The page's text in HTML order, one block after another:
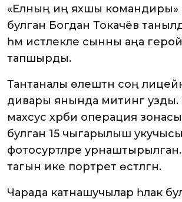
«Елның иң яхшы командиры»
булган Богдан Токачёв
һәм истәлекле сынны аңа
тапшырды.
Тантаналы өлештән соң
дивары янында митинг узды.
махсус хәрби операция
булган 15 чыгарылыш
фотосурәтләре урнаштырылган.
тагын ике портрет өстәлгән.
Чарада катнашучылар һәлак